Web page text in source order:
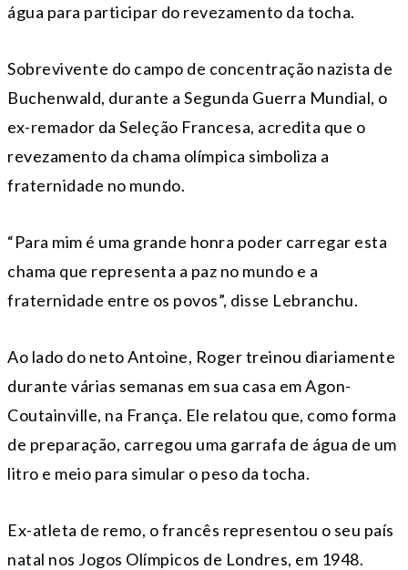
água para participar do revezamento da tocha.
Sobrevivente do campo de concentração nazista de
Buchenwald, durante a Segunda Guerra Mundial, o
ex-remador da Seleção Francesa, acredita que o
revezamento da chama olímpica simboliza a
fraternidade no mundo.
“Para mim é uma grande honra poder carregar esta
chama que representa a paz no mundo e a
fraternidade entre os povos”, disse Lebranchu.
Ao lado do neto Antoine, Roger treinou diariamente
durante várias semanas em sua casa em Agon-
Coutainville, na França. Ele relatou que, como forma
de preparação, carregou uma garrafa de água de um
litro e meio para simular o peso da tocha.
Ex-atleta de remo, o francês representou o seu país
natal nos Jogos Olímpicos de Londres, em 1948.